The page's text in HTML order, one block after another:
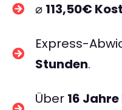
⌀ 113,50€
Express-
Stunden.
Über 16